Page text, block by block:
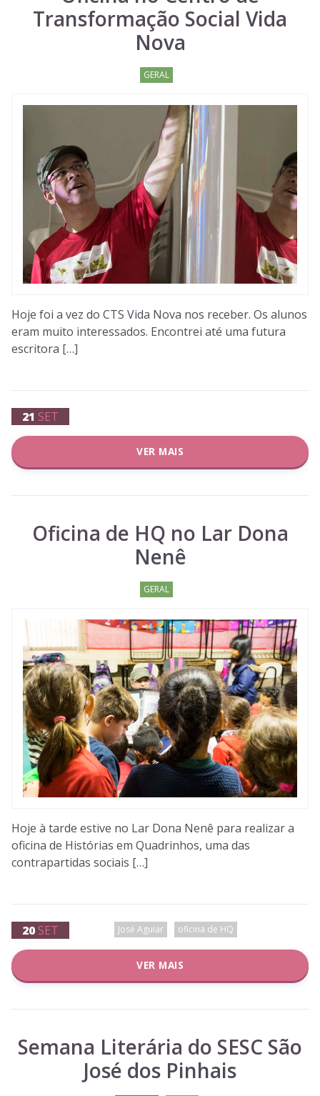
Transformação Social Vida
Nova
GERAL
Hoje foi a vez do CTS Vida Nova nos receber. Os alunos
eram muito interessados. Encontrei até uma futura
escritora […]
21 SET
VER MAIS
Oficina de HQ no Lar Dona
Nenê
GERAL
Hoje à tarde estive no Lar Dona Nenê para realizar a
oficina de Histórias em Quadrinhos, uma das
contrapartidas sociais […]
20 SET José Aguiar oficina de HQ
VER MAIS
Semana Literária do SESC São
José dos Pinhais